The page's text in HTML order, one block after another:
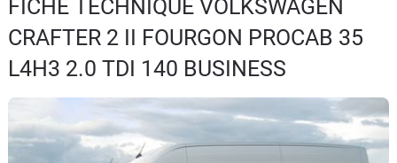
Essais
Guide
d'achat
Electriques
FICHE TECHNIQUE VOLKSWAGEN
CRAFTER 2 II FOURGON PROCAB 35
L4H3 2.0 TDI 140 BUSINESS